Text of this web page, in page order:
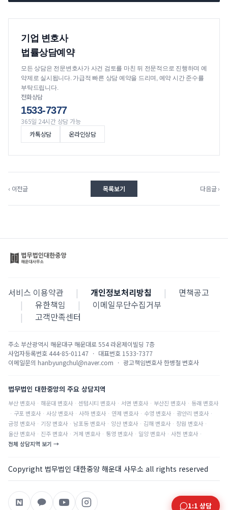
기업 변호사
법률상담예약
모든 상담은 전문변호사가 사건 검토를 마친 뒤 전문적으로 진행하며 예
약제로 실시됩니다. 가급적 빠른 상담 예약을 드리며, 예약 시간 준수를
부탁드립니다.
전화상담
1533-7377
365일 24시간 상담 가능
카톡상담
온라인상담
‹ 이전글 목록보기 다음글 ›
서비스 이용약관 | 개인정보처리방침 |
면책공고
|
유한책임 |
이메일무단수집거부
|
고객만족센터
주소부산광역시 해운대구 해운대로 554 라온제이빌딩 7층
사업자등록번호 444-85-01147 · 대표번호 1533-7377
이메일문의 hanbyungchul@naver.com · 광고책임변호사한병철 변호사
법무법인 대한중앙의 주요 상담지역
부산 변호사 · 해운대 변호사 · 센텀시티 변호사 · 서면 변호사 · 부산진 변호사 · 동래 변호사
· 구포 변호사 · 사상 변호사 · 사하 변호사 · 연제 변호사 · 수영 변호사 · 광안리 변호사 ·
금정 변호사 · 기장 변호사 · 남포동 변호사 · 양산 변호사 · 김해 변호사 · 창원 변호사 ·
울산 변호사 · 진주 변호사 · 거제 변호사 · 통영 변호사 · 밀양 변호사 · 사천 변호사 ·
전체 상담지역 보기 →
Copyright 법무법인 대한중앙 해운대 사무소 all rights reserved
1:1 상담